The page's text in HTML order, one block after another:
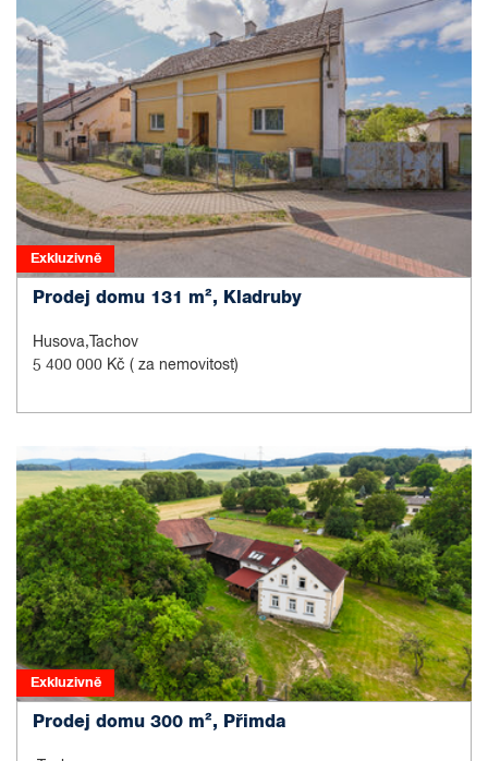
Exkluzivně
Prodej domu 131 m², Kladruby
Husova,Tachov
5 400 000 Kč ( za nemovitost)
Exkluzivně
Prodej domu 300 m², Přimda